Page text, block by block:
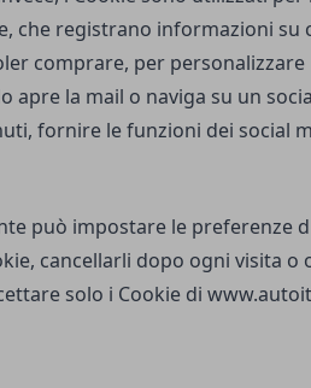
che registrano informazioni su
comprare, per
apre la mail o naviga su un
fornire le funzioni dei social
può impostare le preferenze
cancellarli dopo ogni visita o
solo i Cookie di